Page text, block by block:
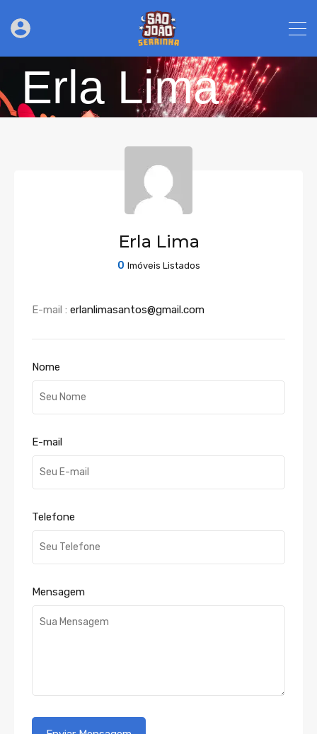
Erla Lima
Erla Lima
0 Imóveis Listados
E-mail : erlanlimasantos@gmail.com
Nome
E-mail
Telefone
Mensagem